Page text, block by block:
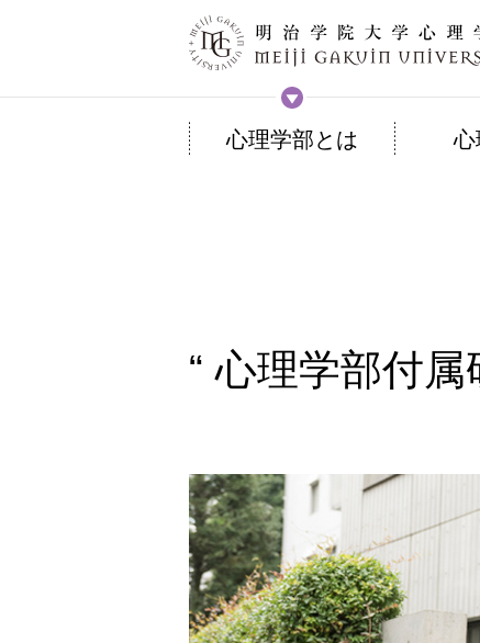
心理学部とは 心
心理学部付属